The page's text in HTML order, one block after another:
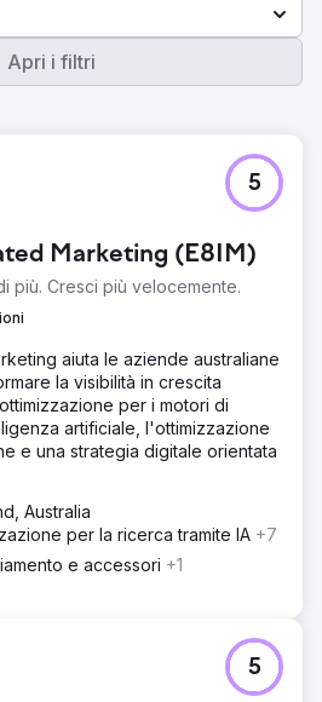
Apri i filtri
Marketing (E8IM)
più. Cresci più velocemente.
5
aiuta le aziende australiane
la visibilità in crescita
per i motori di
artificiale, l'ottimizzazione
e una strategia digitale orientata
Australia
per la ricerca tramite IA +7
e accessori +1
5